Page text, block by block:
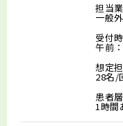
担当
一般
受付
午前
想定
28名/
患者
1時間